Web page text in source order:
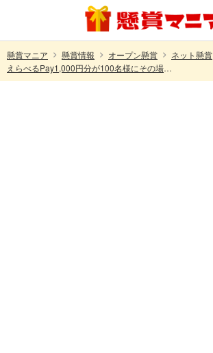
懸賞マニア
懸賞情報 オープン懸賞
ネット懸賞
えらべるPay1,000円分が100名様にその場で当たる！HMVのXキャンペーン